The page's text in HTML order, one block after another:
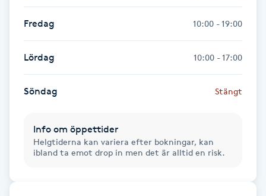
Kiropraktik
Klangmassage
Klippning
Klippning & Slingor
Klippning ungdom
Fredag 10:00 - 19:00
Lördag 10:00 - 17:00
Söndag Stängt
Info om öppettider
Helgtiderna kan variera efter bokningar, kan
ibland ta emot drop in men det är alltid en risk.